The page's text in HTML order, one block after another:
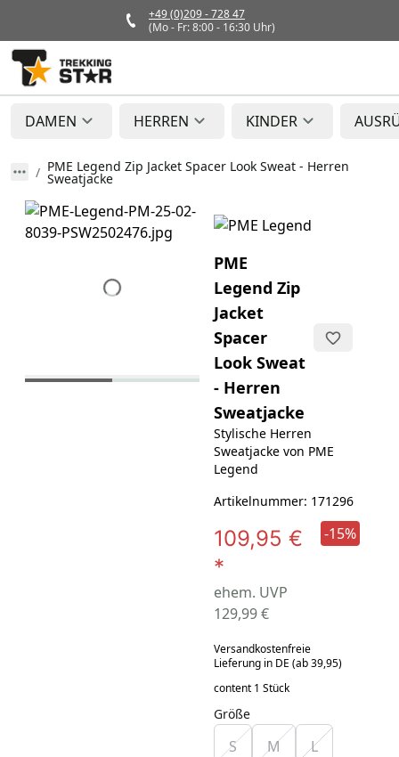
+49 (0)209 - 728 47
(Mo - Fr: 8:00 - 16:30 Uhr)
DAMEN HERREN KINDER
PME Legend Zip Jacket Spacer Look Sweat - Herren
Sweatjacke
PME
Legend Zip
Jacket
Spacer
Look Sweat
- Herren
Sweatjacke
Stylische Herren
Sweatjacke von PME
Legend
Artikelnummer: 171296
109,95 €
*
ehem. UVP
129,99 €
-15%
Versandkostenfreie
Lieferung in DE (ab 39,95)
content 1 Stück
Größe
S M L